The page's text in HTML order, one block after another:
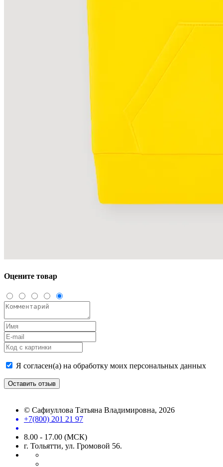
Оцените товар
Я согласен(а) на обработку моих персональных данных
Оставить отзыв
© Сафиуллова Татьяна Владимировна, 2026
+7(800) 201 21 97
8.00 - 17.00 (МСК)
г. Тольятти, ул. Громовой 56.